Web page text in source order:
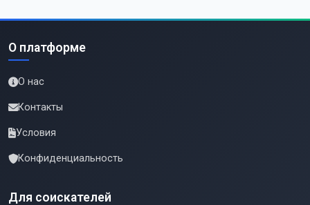
О платформе
О нас
Контакты
Условия
Конфиденциальность
Для соискателей